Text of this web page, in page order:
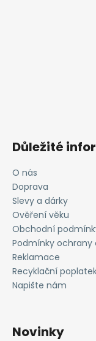
Důležité
O nás
Doprava
Slevy a dárky
Ověření věku
Obchodní
Podmínky ochrany
Reklamace
Recyklační
Napište nám
Novinky